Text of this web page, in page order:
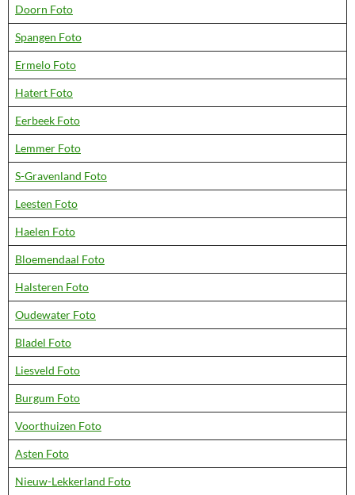
Doorn Foto
Spangen Foto
Ermelo Foto
Hatert Foto
Eerbeek Foto
Lemmer Foto
S-Gravenland Foto
Leesten Foto
Haelen Foto
Bloemendaal Foto
Halsteren Foto
Oudewater Foto
Bladel Foto
Liesveld Foto
Burgum Foto
Voorthuizen Foto
Asten Foto
Nieuw-Lekkerland Foto